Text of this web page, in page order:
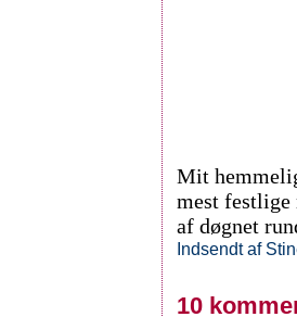
Mit
mest festlige
af døgnet
Indsendt af
10